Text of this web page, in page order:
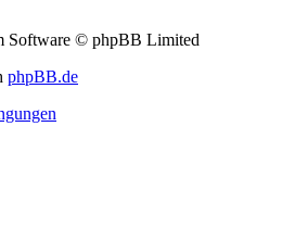
Software © phpBB Limited
phpBB.de